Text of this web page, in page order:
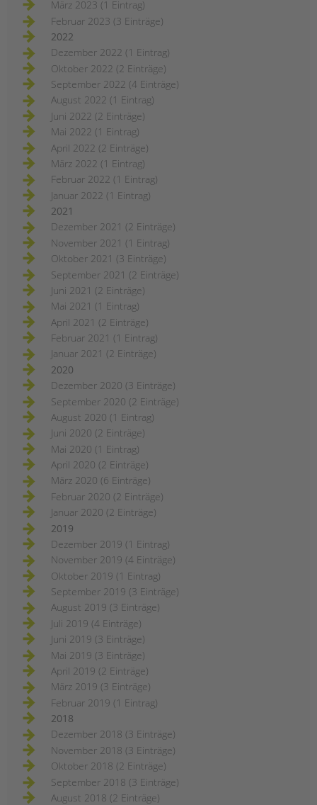
März 2023 (1 Eintrag)
Februar 2023 (3 Einträge)
2022
Dezember 2022 (1 Eintrag)
Oktober 2022 (2 Einträge)
September 2022 (4 Einträge)
August 2022 (1 Eintrag)
Juni 2022 (2 Einträge)
Mai 2022 (1 Eintrag)
April 2022 (2 Einträge)
März 2022 (1 Eintrag)
Februar 2022 (1 Eintrag)
Januar 2022 (1 Eintrag)
2021
Dezember 2021 (2 Einträge)
November 2021 (1 Eintrag)
Oktober 2021 (3 Einträge)
September 2021 (2 Einträge)
Juni 2021 (2 Einträge)
Mai 2021 (1 Eintrag)
April 2021 (2 Einträge)
Februar 2021 (1 Eintrag)
Januar 2021 (2 Einträge)
2020
Dezember 2020 (3 Einträge)
September 2020 (2 Einträge)
August 2020 (1 Eintrag)
Juni 2020 (2 Einträge)
Mai 2020 (1 Eintrag)
April 2020 (2 Einträge)
März 2020 (6 Einträge)
Februar 2020 (2 Einträge)
Januar 2020 (2 Einträge)
2019
Dezember 2019 (1 Eintrag)
November 2019 (4 Einträge)
Oktober 2019 (1 Eintrag)
September 2019 (3 Einträge)
August 2019 (3 Einträge)
Juli 2019 (4 Einträge)
Juni 2019 (3 Einträge)
Mai 2019 (3 Einträge)
April 2019 (2 Einträge)
März 2019 (3 Einträge)
Februar 2019 (1 Eintrag)
2018
Dezember 2018 (3 Einträge)
November 2018 (3 Einträge)
Oktober 2018 (2 Einträge)
September 2018 (3 Einträge)
August 2018 (2 Einträge)